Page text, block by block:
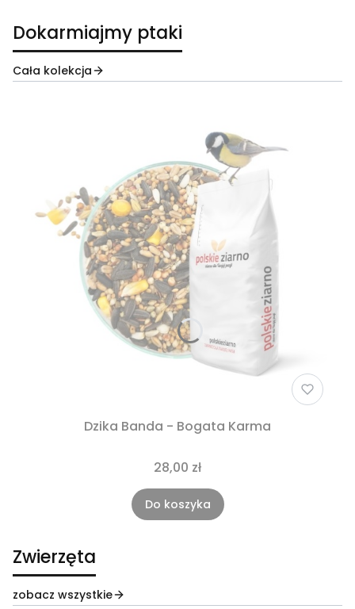
Dokarmiajmy ptaki
Cała kolekcja
Dzika Banda - Bogata Karma
28,00 zł
Do koszyka
Zwierzęta
zobacz wszystkie